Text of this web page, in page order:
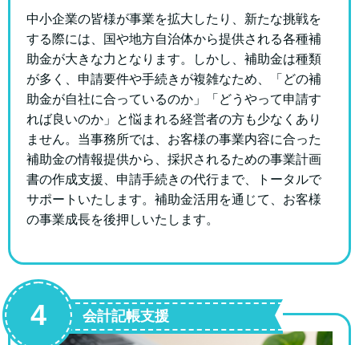
中小企業の皆様が事業を拡大したり、新たな挑戦を
する際には、国や地方自治体から提供される各種補
助金が大きな力となります。しかし、補助金は種類
が多く、申請要件や手続きが複雑なため、「どの補
助金が自社に合っているのか」「どうやって申請す
れば良いのか」と悩まれる経営者の方も少なくあり
ません。 当事務所では、お客様の事業内容に合った
補助金の情報提供から、採択されるための事業計画
書の作成支援、申請手続きの代行まで、トータルで
サポートいたします。補助金活用を通じて、お客様
の事業成長を後押しいたします。
会計記帳支援
4